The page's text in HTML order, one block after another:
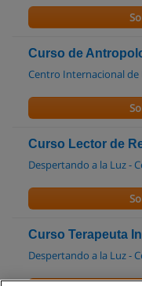
Curso de
Centro Internacional de
Curso Lector de
Despertando a la Luz -
Curso Terapeuta
Despertando a la Luz -